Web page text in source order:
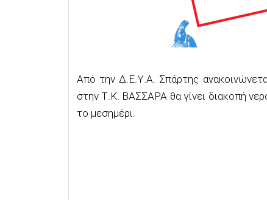
Από την Δ.Ε.Υ.Α. Σπάρτης
στην Τ.Κ. ΒΑΣΣΑΡΑ θα γίνει διακοπή
το μεσημέρι.